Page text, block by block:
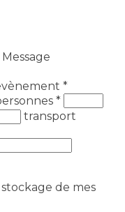
Message
*
*
transport
de mes